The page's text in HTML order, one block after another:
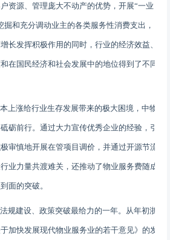
资源、管理庞大不动产的优势，开展“一业
掘和充分调动业主的各类服务性消费支出，
长发挥积极作用的同时，行业的经济效益、
在国民经济和社会发展中的地位得到了不同
上涨给行业生存发展带来的极大困境，中物
砺前行。通过大力宣传优秀企业的经验，引
审慎地开展在管项目调价，并通过开源节流
业力量共渡难关，还推动了物业服务费随成
面的突破。
规建设、政策突破最给力的一年。从年初浙
加快发展现代物业服务业的若干意见》的发